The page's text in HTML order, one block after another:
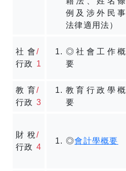
例及涉外民事
法律適用法）
社會
行政
/
1
◎社會工作概
要
教育
行政
/
3
教育行政學概
要
財稅
行政
/
4
◎會計學概要